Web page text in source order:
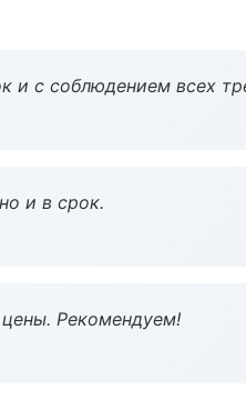
и с соблюдением всех
и в срок.
Рекомендуем!